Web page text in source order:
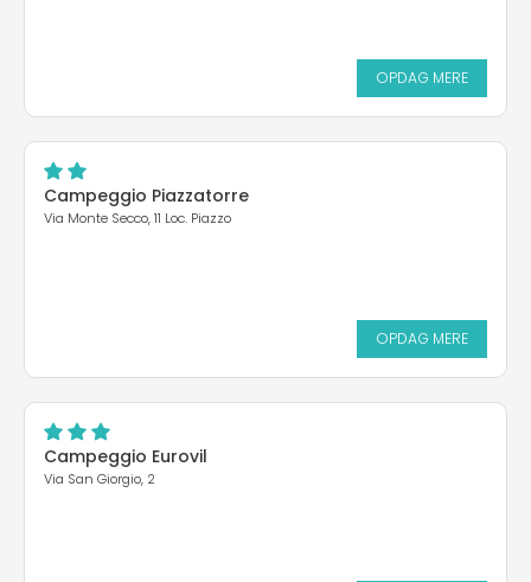
OPDAG MERE
Campeggio Piazzatorre
Via Monte Secco, 11 Loc. Piazzo
OPDAG MERE
Campeggio Eurovil
Via San Giorgio, 2